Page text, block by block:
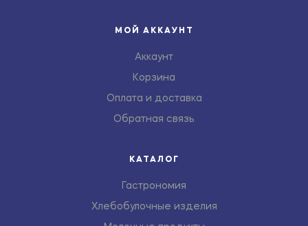
МОЙ АККАУНТ
Аккаунт
Корзина
Оплата и доставка
Обратная связь
КАТАЛОГ
Гастрономия
Хлебобулочные изделия